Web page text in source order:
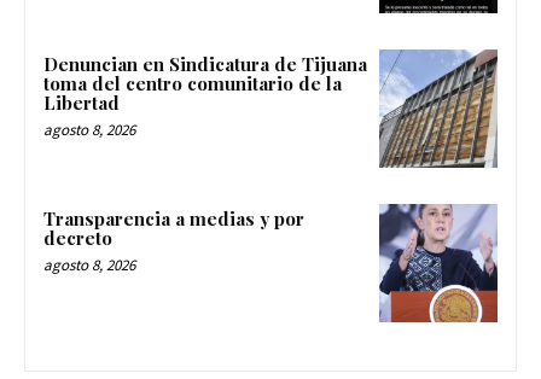
Denuncian en Sindicatura de Tijuana
toma del centro comunitario de la
Libertad
agosto 8, 2026
Transparencia a medias y por
decreto
agosto 8, 2026